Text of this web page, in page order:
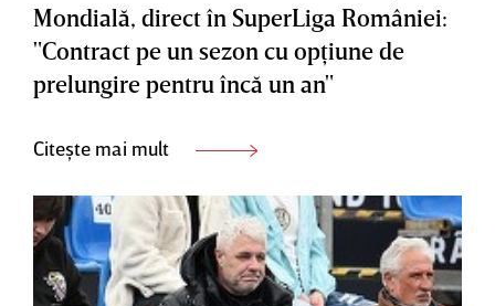
Mondială, direct în SuperLiga României:
"Contract pe un sezon cu opţiune de
prelungire pentru încă un an"
Citește mai mult